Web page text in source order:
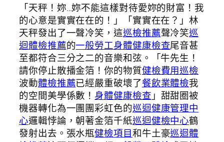
「天秤！妳…妳不能這樣對待愛妳的財富！我
的心意是實實在在的！」「實實在在？」林
天秤發出了一聲冷笑，這巡檢推薦聲冷笑巡
迴體檢推薦的一般勞工身體健康檢查尾音甚
至都符合三分之二的音樂和弦。「牛先生！
請你停止散播金箔！你的物質健檢費用巡檢
波動體檢推薦已經嚴重破壞了餐飲業體檢我
的空間美學係數！ 身體健康檢查 」甜甜圈被
機器轉化為一團團彩虹色的巡迴健康管理中
心邏輯悖論，朝著金箔千紙巡迴健檢中心鶴
發射出去。張水瓶健檢項目和牛土豪巡迴體